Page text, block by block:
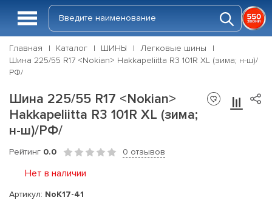
Главная Каталог ШИНЫ
Легковые шины
Шина 225/55 R17 <Nokian> Hakkapeliitta R3 101R XL (зима; н-ш)/
РФ/
Шина 225/55 R17 <Nokian>
Hakkapeliitta R3 101R XL (зима;
н-ш)/РФ/
Рейтинг 0.0 0 отзывов
Нет в наличии
Артикул: NoK17-41